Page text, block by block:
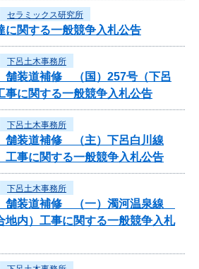
セラミックス研究所
に関する一般競争入札公告
下呂土木事務所
舗装道補修 （国）257号（下呂
事に関する一般競争入札公告
下呂土木事務所
舗装道補修 （主）下呂白川線
工事に関する一般競争入札公告
下呂土木事務所
舗装道補修 （一）濁河温泉線
地内）工事に関する一般競争入札